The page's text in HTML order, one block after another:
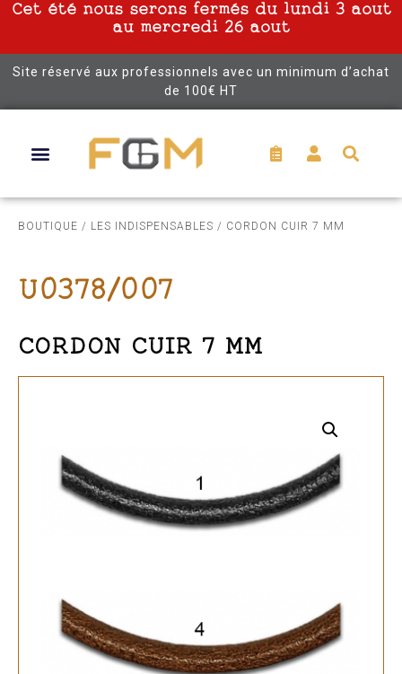
Cet été nous serons fermés du lundi 3 aout
au mercredi 26 aout
Site réservé aux professionnels avec un minimum d’achat
de 100€ HT
BOUTIQUE / LES INDISPENSABLES / CORDON CUIR 7 MM
U0378/007
CORDON CUIR 7 MM